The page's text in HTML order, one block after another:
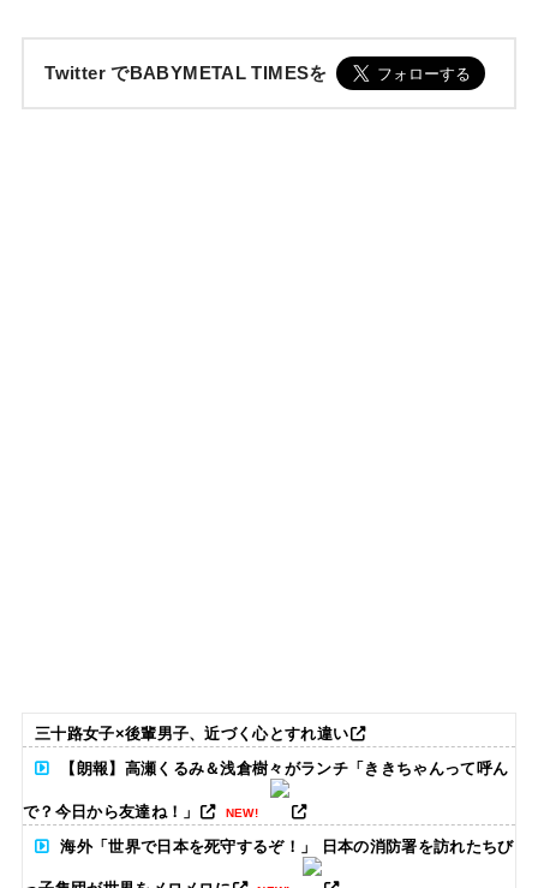
Twitter でBABYMETAL TIMESを
三十路女子×後輩男子、近づく心とすれ違い
【朗報】高瀬くるみ＆浅倉樹々がランチ「ききちゃんって呼ん
で？今日から友達ね！」 NEW!
海外「世界で日本を死守するぞ！」 日本の消防署を訪れたちび